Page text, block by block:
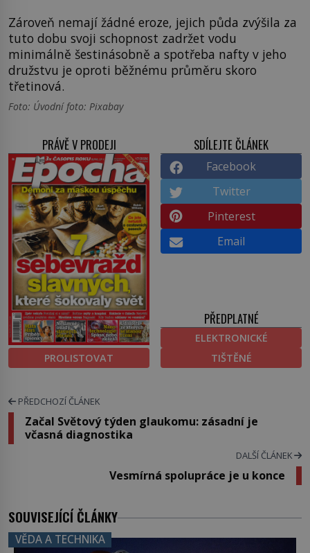
Zároveň nemají žádné eroze, jejich půda zvýšila za
tuto dobu svoji schopnost zadržet vodu
minimálně šestinásobně a spotřeba nafty v jeho
družstvu je oproti běžnému průměru skoro
třetinová.
Foto: Úvodní foto: Pixabay
PRÁVĚ V PRODEJI
PROLISTOVAT
SDÍLEJTE ČLÁNEK
Facebook
Twitter
Pinterest
Email
PŘEDPLATNÉ
ELEKTRONICKÉ
TIŠTĚNÉ
PŘEDCHOZÍ ČLÁNEK
Začal Světový týden glaukomu: zásadní je
včasná diagnostika
DALŠÍ ČLÁNEK
Vesmírná spolupráce je u konce
SOUVISEJÍCÍ ČLÁNKY
VĚDA A TECHNIKA